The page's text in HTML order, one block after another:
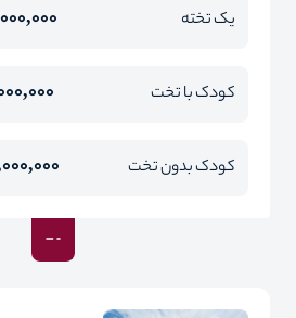
یک تخته
کودک با تخت
کودک بدون تخت